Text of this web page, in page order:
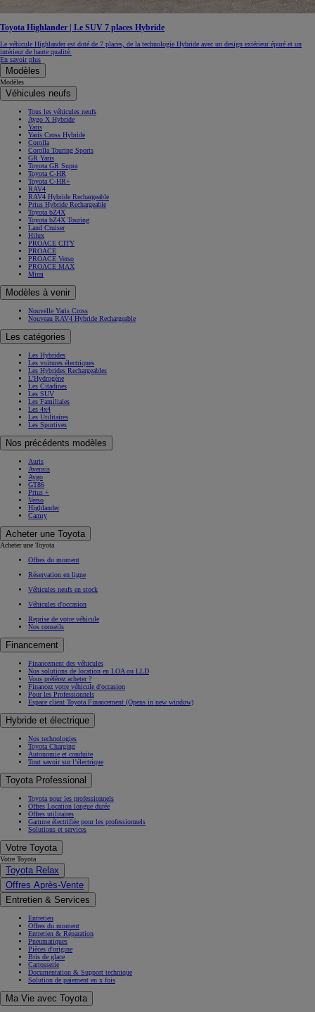
Toyota Highlander | Le SUV 7 places Hybride
Le véhicule Highlander est doté de 7 places, de la technologie Hybride avec un design extérieur épuré et un
intérieur de haute qualité.
En savoir plus
Modèles
Modèles
Véhicules neufs
Tous les véhicules neufs
Aygo X Hybride
Yaris
Yaris Cross Hybride
Corolla
Corolla Touring Sports
GR Yaris
Toyota GR Supra
Toyota C-HR
Toyota C-HR+
RAV4
RAV4 Hybride Rechargeable
Prius Hybride Rechargeable
Toyota bZ4X
Toyota bZ4X Touring
Land Cruiser
Hilux
PROACE CITY
PROACE
PROACE Verso
PROACE MAX
Mirai
Modèles à venir
Nouvelle Yaris Cross
Nouveau RAV4 Hybride Rechargeable
Les catégories
Les Hybrides
Les voitures électriques
Les Hybrides Rechargeables
L'Hydrogène
Les Citadines
Les SUV
Les Familiales
Les 4x4
Les Utilitaires
Les Sportives
Nos précédents modèles
Auris
Avensis
Aygo
GT86
Prius +
Verso
Highlander
Camry
Acheter une Toyota
Acheter une Toyota
Offres du moment
Réservation en ligne
Véhicules neufs en stock
Véhicules d'occasion
Reprise de votre véhicule
Nos conseils
Financement
Financement des véhicules
Nos solutions de location en LOA ou LLD
Vous préférez acheter ?
Financez votre véhicule d'occasion
Pour les Professionnels
Espace client Toyota Financement (Opens in new window)
Hybride et électrique
Nos technologies
Toyota Charging
Autonomie et conduite
Tout savoir sur l’électrique
Toyota Professional
Toyota pour les professionnels
Offres Location longue durée
Offres utilitaires
Gamme électrifiée pour les professionnels
Solutions et services
Votre Toyota
Votre Toyota
Toyota Relax
Offres Après-Vente
Entretien & Services
Entretien
Offres du moment
Entretien & Réparation
Pneumatiques
Pièces d'origine
Bris de glace
Carrosserie
Documentation & Support technique
Solution de paiement en x fois
Ma Vie avec Toyota